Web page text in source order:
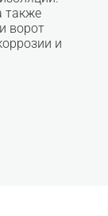
также
ворот
и